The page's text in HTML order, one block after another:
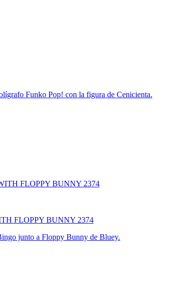
Funko Pop! con la figura de Cenicienta.
FLOPPY BUNNY 2374
junto a Floppy Bunny de Bluey.